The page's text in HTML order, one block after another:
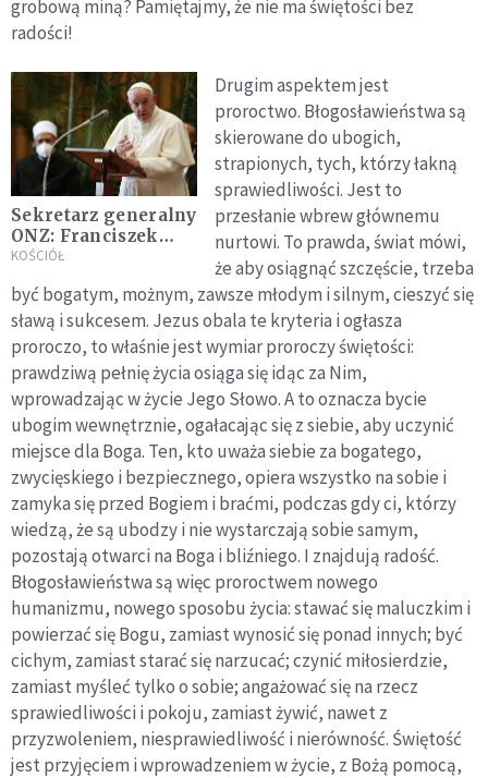
grobową miną? Pamiętajmy, że nie ma świętości bez
radości!
Sekretarz generalny
ONZ: Franciszek
otworzył oczy światu
KOŚCIÓŁ
Drugim aspektem jest
proroctwo. Błogosławieństwa są
skierowane do ubogich,
strapionych, tych, którzy łakną
sprawiedliwości. Jest to
przesłanie wbrew głównemu
nurtowi. To prawda, świat mówi,
że aby osiągnąć szczęście, trzeba
być bogatym, możnym, zawsze młodym i silnym, cieszyć się
sławą i sukcesem. Jezus obala te kryteria i ogłasza
proroczo, to właśnie jest wymiar proroczy świętości:
prawdziwą pełnię życia osiąga się idąc za Nim,
wprowadzając w życie Jego Słowo. A to oznacza bycie
ubogim wewnętrznie, ogałacając się z siebie, aby uczynić
miejsce dla Boga. Ten, kto uważa siebie za bogatego,
zwycięskiego i bezpiecznego, opiera wszystko na sobie i
zamyka się przed Bogiem i braćmi, podczas gdy ci, którzy
wiedzą, że są ubodzy i nie wystarczają sobie samym,
pozostają otwarci na Boga i bliźniego. I znajdują radość.
Błogosławieństwa są więc proroctwem nowego
humanizmu, nowego sposobu życia: stawać się maluczkim i
powierzać się Bogu, zamiast wynosić się ponad innych; być
cichym, zamiast starać się narzucać; czynić miłosierdzie,
zamiast myśleć tylko o sobie; angażować się na rzecz
sprawiedliwości i pokoju, zamiast żywić, nawet z
przyzwoleniem, niesprawiedliwość i nierówność. Świętość
jest przyjęciem i wprowadzeniem w życie, z Bożą pomocą,